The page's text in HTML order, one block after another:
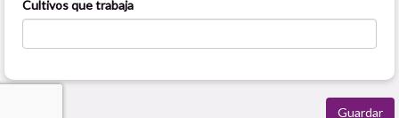
Cultivos que trabaja
Guardar